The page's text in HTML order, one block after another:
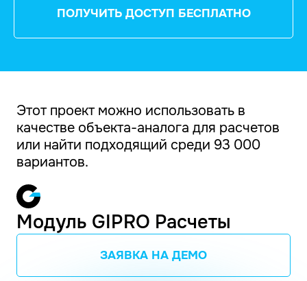
ПОЛУЧИТЬ ДОСТУП БЕСПЛАТНО
Этот проект можно использовать в
качестве объекта-аналога для расчетов
или найти подходящий среди 93 000
вариантов.
Модуль GIPRO Расчеты
ЗАЯВКА НА ДЕМО